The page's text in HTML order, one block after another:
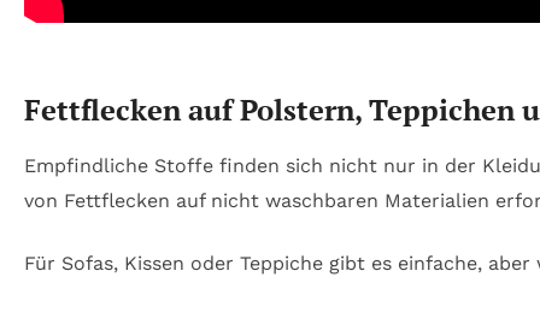
Fettflecken auf Polstern, Teppichen
Empfindliche Stoffe finden sich nicht nur in der
von Fettflecken auf nicht waschbaren Materialien
Für Sofas, Kissen oder Teppiche gibt es einfache,